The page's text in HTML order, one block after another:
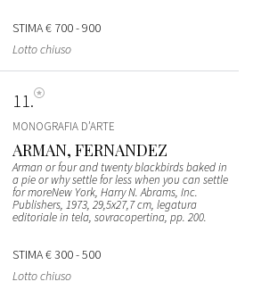
STIMA€ 700 - 900
Lotto chiuso
11
MONOGRAFIA D’ARTE
ARMAN, FERNANDEZ
Arman or four and twenty blackbirds baked in
a pie or why settle for less when you can settle
for moreNew York, Harry N. Abrams, Inc.
Publishers, 1973, 29,5x27,7 cm, legatura
editoriale in tela, sovracopertina, pp. 200.
STIMA€ 300 - 500
Lotto chiuso